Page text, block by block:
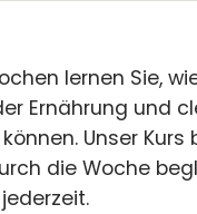
lernen Sie,
Ernährung und
Unser
die Woche